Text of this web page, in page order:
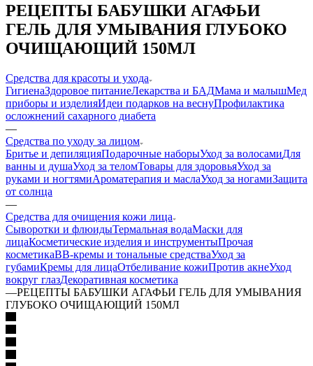
РЕЦЕПТЫ БАБУШКИ АГАФЬИ
ГЕЛЬ ДЛЯ УМЫВАНИЯ ГЛУБОКО
ОЧИЩАЮЩИЙ 150МЛ
Средства для красоты и ухода
ГигиенаЗдоровое питаниеЛекарства и БАДМама и малышМед
приборы и изделияИдеи подарков на веснуПрофилактика
осложнений сахарного диабета
—
Средства по уходу за лицом
Бритье и депиляцияПодарочные наборыУход за волосамиДля
ванны и душаУход за теломТовары для здоровьяУход за
руками и ногтямиАроматерапия и маслаУход за ногамиЗащита
от солнца
—
Средства для очищения кожи лица
Сыворотки и флюидыТермальная водаМаски для
лицаКосметические изделия и инструментыПрочая
косметикаBB-кремы и тональные средстваУход за
губамиКремы для лицаОтбеливание кожиПротив акнеУход
вокруг глазДекоративная косметика
—РЕЦЕПТЫ БАБУШКИ АГАФЬИ ГЕЛЬ ДЛЯ УМЫВАНИЯ
ГЛУБОКО ОЧИЩАЮЩИЙ 150МЛ